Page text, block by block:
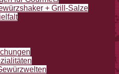
+ Grill-Salze